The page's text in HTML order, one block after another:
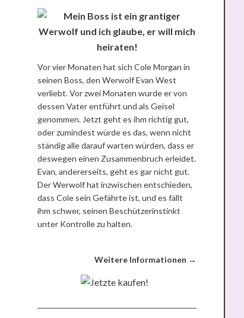
Vor vier Monaten hat sich Cole Morgan in
seinen Boss, den Werwolf Evan West
verliebt. Vor zwei Monaten wurde er von
dessen Vater entführt und als Geisel
genommen. Jetzt geht es ihm richtig gut,
oder zumindest würde es das, wenn nicht
ständig alle darauf warten würden, dass er
deswegen einen Zusammenbruch erleidet.
Evan, andererseits, geht es gar nicht gut.
Der Werwolf hat inzwischen entschieden,
dass Cole sein Gefährte ist, und es fällt
ihm schwer, seinen Beschützerinstinkt
unter Kontrolle zu halten.
Weitere Informationen →